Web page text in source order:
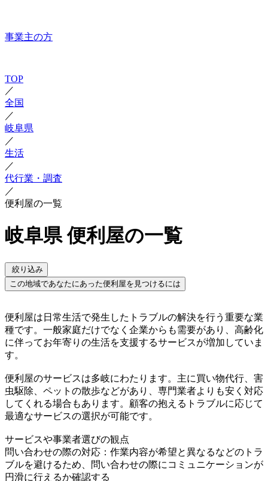
事業主の方
TOP
／
全国
／
岐阜県
／
生活
／
代行業・調査
／
便利屋の一覧
岐阜県 便利屋の一覧
絞り込み
この地域であなたにあった便利屋を見つけるには
便利屋は日常生活で発生したトラブルの解決を行う重要な業
種です。一般家庭だけでなく企業からも需要があり、高齢化
に伴ってお年寄りの生活を支援するサービスが増加していま
す。
便利屋のサービスは多岐にわたります。主に買い物代行、害
虫駆除、ペットの散歩などがあり、専門業者よりも安く対応
してくれる場合もあります。顧客の抱えるトラブルに応じて
最適なサービスの選択が可能です。
サービスや事業者選びの観点
問い合わせの際の対応：作業内容が希望と異なるなどのトラ
ブルを避けるため、問い合わせの際にコミュニケーションが
円滑に行えるか確認する